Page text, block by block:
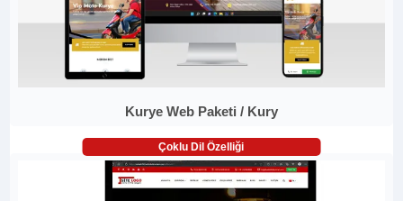
Kurye Web Paketi / Kury
Çoklu Dil Özelliği